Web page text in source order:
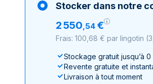
Stocker dans notre
2550,54 €
Frais: 100,68 € par lingotin (
Stockage gratuit jusqu’à 0
Revente gratuite et
Livraison à tout moment